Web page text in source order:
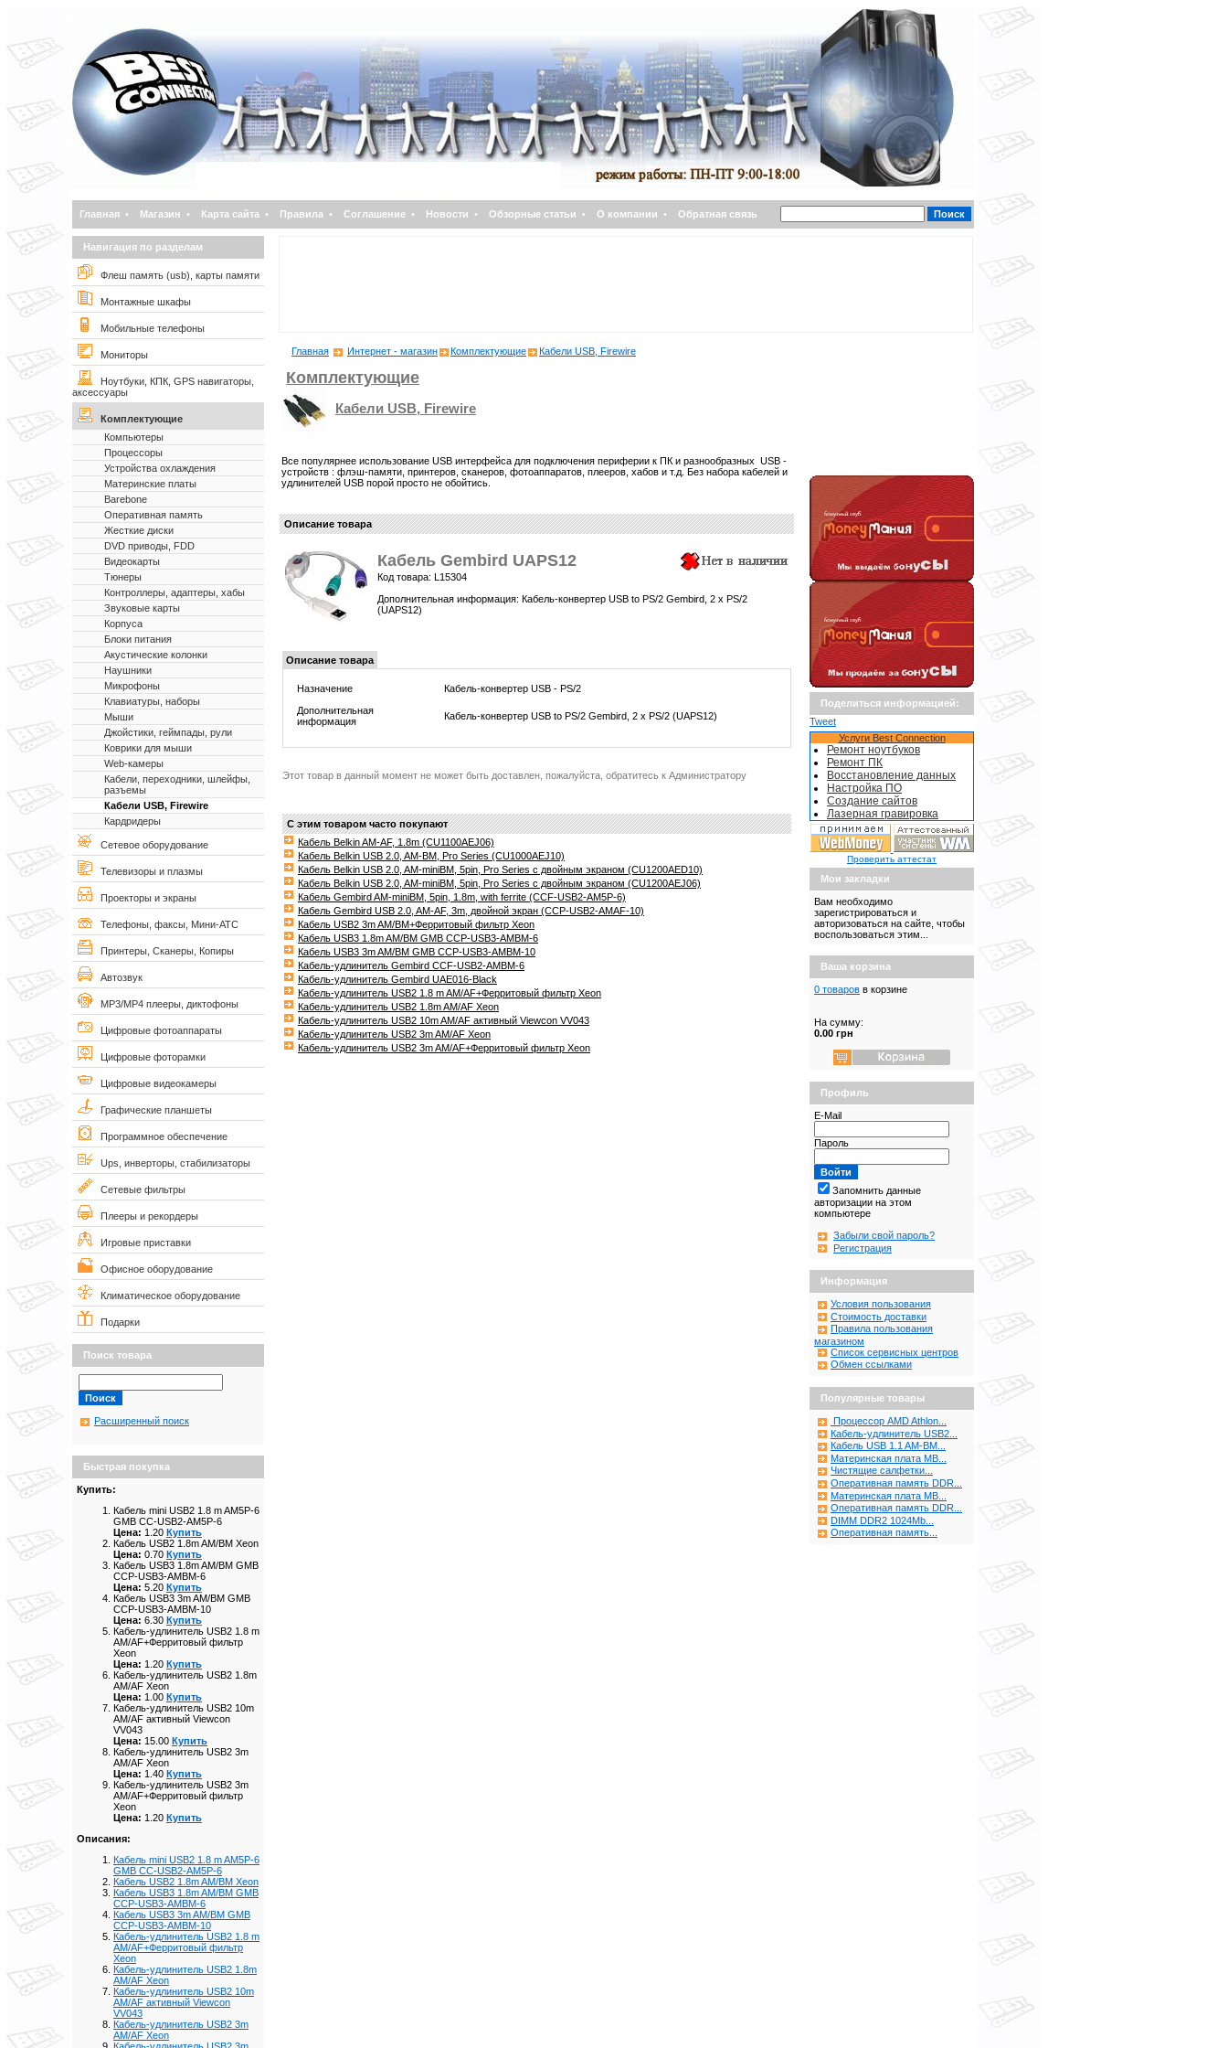
Главная • Магазин • Карта сайта • Правила • Соглашение • Новости • Обзорные статьи • О компании • Обратная связь
Навигация по разделам
Флеш память (usb), карты памяти
Монтажные шкафы
Мобильные телефоны
Мониторы
Ноутбуки, КПК, GPS навигаторы,
аксессуары
Комплектующие
Компьютеры
Процессоры
Устройства охлаждения
Материнские платы
Barebone
Оперативная память
Жесткие диски
DVD приводы, FDD
Видеокарты
Тюнеры
Контроллеры, адаптеры, хабы
Звуковые карты
Корпуса
Блоки питания
Акустические колонки
Наушники
Микрофоны
Клавиатуры, наборы
Мыши
Джойстики, геймпады, рули
Коврики для мыши
Web-камеры
Кабели, переходники, шлейфы,
разъемы
Кабели USB, Firewire
Кардридеры
Сетевое оборудование
Телевизоры и плазмы
Проекторы и экраны
Телефоны, факсы, Мини-АТС
Принтеры, Сканеры, Копиры
Автозвук
MP3/MP4 плееры, диктофоны
Цифровые фотоаппараты
Цифровые фоторамки
Цифровые видеокамеры
Графические планшеты
Программное обеспечение
Ups, инверторы, стабилизаторы
Сетевые фильтры
Плееры и рекордеры
Игровые приставки
Офисное оборудование
Климатическое оборудование
Подарки
Поиск товара
Расширенный поиск
Быстрая покупка
Купить:
Кабель mini USB2 1.8 m AM5P-6
GMB CC-USB2-AM5P-6
Цена: 1.20 Купить
Кабель USB2 1.8m AM/BM Xeon
Цена: 0.70 Купить
Кабель USB3 1.8m AM/BM GMB
CCP-USB3-AMBM-6
Цена: 5.20 Купить
Кабель USB3 3m AM/BM GMB
CCP-USB3-AMBM-10
Цена: 6.30 Купить
Кабель-удлинитель USB2 1.8 m
AM/AF+Ферритовый фильтр
Xeon
Цена: 1.20 Купить
Кабель-удлинитель USB2 1.8m
AM/AF Xeon
Цена: 1.00 Купить
Кабель-удлинитель USB2 10m
AM/AF активный Viewcon
VV043
Цена: 15.00 Купить
Кабель-удлинитель USB2 3m
AM/AF Xeon
Цена: 1.40 Купить
Кабель-удлинитель USB2 3m
AM/AF+Ферритовый фильтр
Xeon
Цена: 1.20 Купить
Описания:
Кабель mini USB2 1.8 m AM5P-6
GMB CC-USB2-AM5P-6
Кабель USB2 1.8m AM/BM Xeon
Кабель USB3 1.8m AM/BM GMB
CCP-USB3-AMBM-6
Кабель USB3 3m AM/BM GMB
CCP-USB3-AMBM-10
Кабель-удлинитель USB2 1.8 m
AM/AF+Ферритовый фильтр
Xeon
Кабель-удлинитель USB2 1.8m
AM/AF Xeon
Кабель-удлинитель USB2 10m
AM/AF активный Viewcon
VV043
Кабель-удлинитель USB2 3m
AM/AF Xeon
Главная Интернет - магазин Комплектующие Кабели USB, Firewire
Комплектующие
Кабели USB, Firewire
Все популярнее использование USB интерфейса для подключения периферии к ПК и разнообразных USB -
устройств : флэш-памяти, принтеров, сканеров, фотоаппаратов, плееров, хабов и т.д. Без набора кабелей и
удлинителей USB порой просто не обойтись.
Описание товара
Кабель Gembird UAPS12
Код товара: L15304
Дополнительная информация: Кабель-конвертер USB to PS/2 Gembird, 2 x PS/2
(UAPS12)
Описание товара
Назначение
Кабель-конвертер USB - PS/2
Дополнительная
информация
Кабель-конвертер USB to PS/2 Gembird, 2 x PS/2 (UAPS12)
Этот товар в данный момент не может быть доставлен, пожалуйста, обратитесь к Администратору
С этим товаром часто покупают
Кабель Belkin AM-AF, 1.8m (CU1100AEJ06)
Кабель Belkin USB 2.0, AM-BM, Pro Series (CU1000AEJ10)
Кабель Belkin USB 2.0, AM-miniBM, 5pin, Pro Series с двойным экраном (CU1200AED10)
Кабель Belkin USB 2.0, AM-miniBM, 5pin, Pro Series с двойным экраном (CU1200AEJ06)
Кабель Gembird AM-miniBM, 5pin, 1.8m, with ferrite (CCF-USB2-AM5P-6)
Кабель Gembird USB 2.0, AM-AF, 3m, двойной экран (CCP-USB2-AMAF-10)
Кабель USB2 3m AM/BM+Ферритовый фильтр Xeon
Кабель USB3 1.8m AM/BM GMB CCP-USB3-AMBM-6
Кабель USB3 3m AM/BM GMB CCP-USB3-AMBM-10
Кабель-удлинитель Gembird CCF-USB2-AMBM-6
Кабель-удлинитель Gembird UAE016-Black
Кабель-удлинитель USB2 1.8 m AM/AF+Ферритовый фильтр Xeon
Кабель-удлинитель USB2 1.8m AM/AF Xeon
Кабель-удлинитель USB2 10m AM/AF активный Viewcon VV043
Кабель-удлинитель USB2 3m AM/AF Xeon
Кабель-удлинитель USB2 3m AM/AF+Ферритовый фильтр Xeon
Поделиться информацией:
Tweet
Услуги Best Connection
Ремонт ноутбуков
Ремонт ПК
Восстановление данных
Настройка ПО
Создание сайтов
Лазерная гравировка
Проверить аттестат
Мои закладки
Вам необходимо
зарегистрироваться и
авторизоваться на сайте, чтобы
воспользоваться этим...
Ваша корзина
0 товаров в корзине
На сумму:
0.00 грн
Профиль
E-Mail
Пароль
Запомнить данные
авторизации на этом
компьютере
Забыли свой пароль?
Регистрация
Информация
Условия пользования
Стоимость доставки
Правила пользования
магазином
Список сервисных центров
Обмен ссылками
Популярные товары
Процессор AMD Athlon...
Кабель-удлинитель USB2...
Кабель USB 1.1 AM-BM...
Материнская плата MB...
Чистящие салфетки...
Оперативная память DDR...
Материнская плата MB...
Оперативная память DDR...
DIMM DDR2 1024Mb...
Оперативная память...